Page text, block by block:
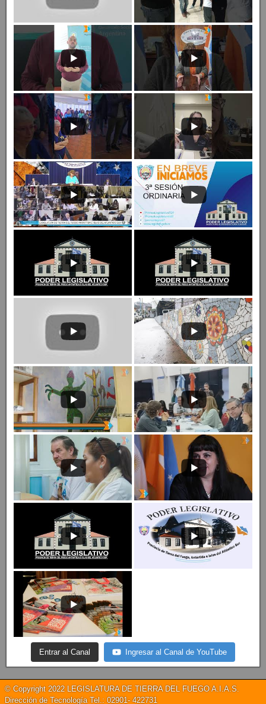
Entrar al Canal Ingresar al Canal de YouTube
© Copyright 2022 LEGISLATURA DE TIERRA DEL FUEGO A.I.A.S.
Dirección de Tecnología Tel.: 02901- 422731